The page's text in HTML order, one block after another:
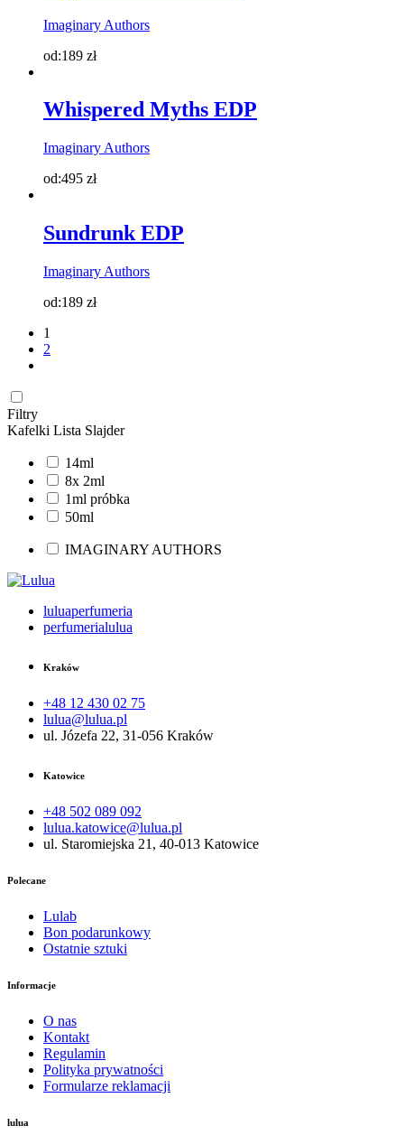
Imaginary Authors
od:189 zł
Whispered Myths EDP
Imaginary Authors
od:495 zł
Sundrunk EDP
Imaginary Authors
od:189 zł
1
2
Filtry
Kafelki Lista Slajder
14ml
8x 2ml
1ml próbka
50ml
IMAGINARY AUTHORS
luluaperfumeria
perfumerialulua
Kraków
+48 12 430 02 75
lulua@lulua.pl
ul. Józefa 22, 31-056 Kraków
Katowice
+48 502 089 092
lulua.katowice@lulua.pl
ul. Staromiejska 21, 40-013 Katowice
Polecane
Lulab
Bon podarunkowy
Ostatnie sztuki
Informacje
O nas
Kontakt
Regulamin
Polityka prywatności
Formularze reklamacji
lulua